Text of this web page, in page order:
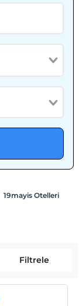
19mayis Otelleri
Filtrele